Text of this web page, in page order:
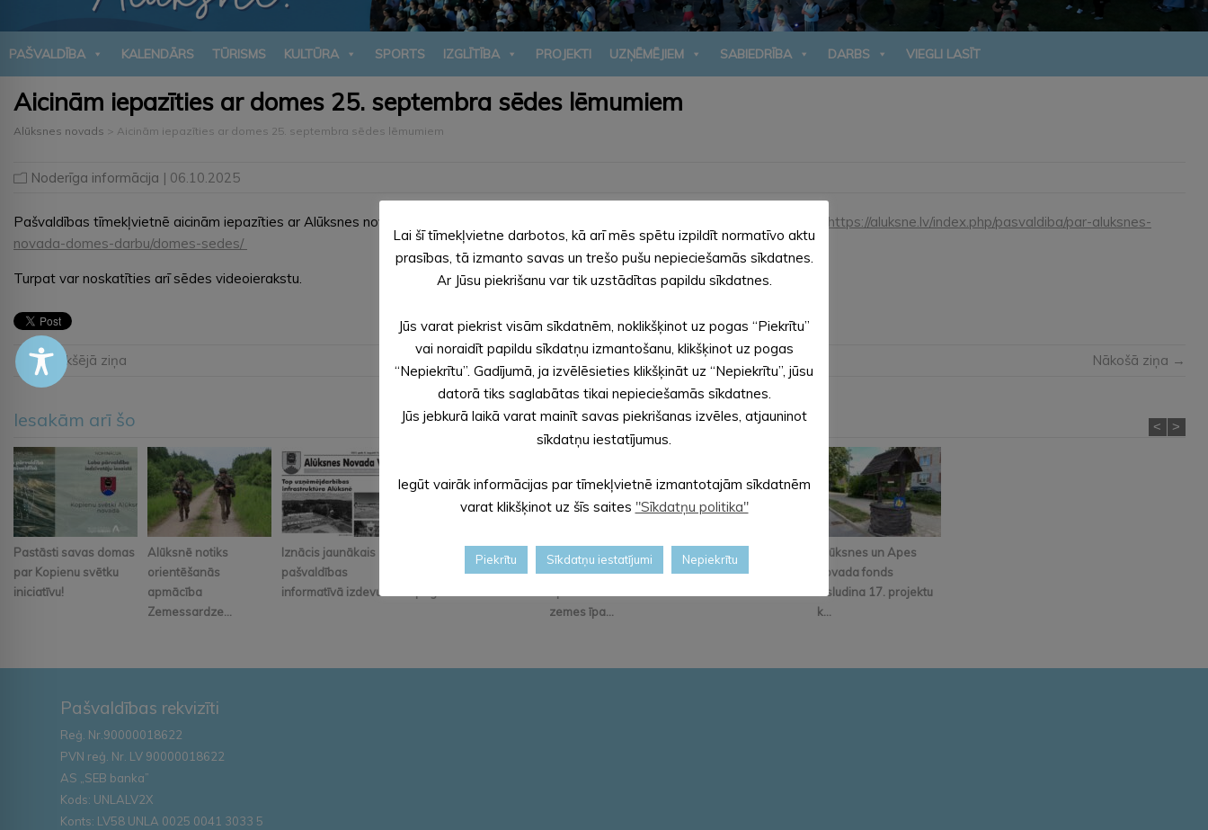
PAŠVALDĪBA KALENDĀRS TŪRISMS KULTŪRA SPORTS IZGLĪTĪBA PROJEKTI UZŅĒMĒJIEM SABIEDRĪBA DARBS VIEGLI LASĪT
Aicinām iepazīties ar domes 25. septembra sēdes lēmumiem
Alūksnes novads > Aicinām iepazīties ar domes 25. septembra sēdes lēmumiem
Noderīga informācija | 06.10.2025
Pašvaldības tīmekļvietnē aicinām iepazīties ar Alūksnes novada pašvaldības domes 25. septembra sēdē pieņemtajiem lēmumiem: https://aluksne.lv/index.php/pasvaldiba/par-aluksnes-
novada-domes-darbu/domes-sedes/
Turpat var noskatīties arī sēdes videoierakstu.
← Iepriekšējā ziņa Nākošā ziņa →
Iesakām arī šo
Pastāsti savas domas
par Kopienu svētku
iniciatīvu!
Alūksnē notiks
orientēšanās
apmācība
Zemessardze...
Iznācis jaunākais
pašvaldības
informatīvā izdevum...
pieņemšanas
Alūksnes novadā
bioloģiski
zemes īpa...
Aicinām iepazīties ar
30. jūlija domes sēdes
Alūksnes un Apes
novada fonds
izsludina 17. projektu
k...
< >
Pašvaldības rekvizīti
Reģ. Nr.90000018622
PVN reģ. Nr. LV 90000018622
AS „SEB banka”
Kods: UNLALV2X
Konts: LV58 UNLA 0025 0041 3033 5
Lai šī tīmekļvietne darbotos, kā arī mēs spētu izpildīt normatīvo aktu
prasības, tā izmanto savas un trešo pušu nepieciešamās sīkdatnes.
Ar Jūsu piekrišanu var tik uzstādītas papildu sīkdatnes.
Jūs varat piekrist visām sīkdatnēm, noklikšķinot uz pogas “Piekrītu”
vai noraidīt papildu sīkdatņu izmantošanu, klikšķinot uz pogas
“Nepiekrītu”. Gadījumā, ja izvēlēsieties klikšķināt uz “Nepiekrītu”, jūsu
datorā tiks saglabātas tikai nepieciešamās sīkdatnes.
Jūs jebkurā laikā varat mainīt savas piekrišanas izvēles, atjauninot
sīkdatņu iestatījumus.
Iegūt vairāk informācijas par tīmekļvietnē izmantotajām sīkdatnēm
varat klikšķinot uz šīs saites "Sīkdatņu politika"
Piekrītu Sīkdatņu iestatījumi Nepiekrītu